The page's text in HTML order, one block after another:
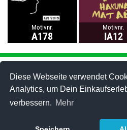
Diese Webseite verwendet
Analytics, um Dein
verbessern. Mehr
Motivnr.
A178
Motivnr.
IA12
Abi-Motto gestalten
Abi-Fahrt
Lehrer-Motive